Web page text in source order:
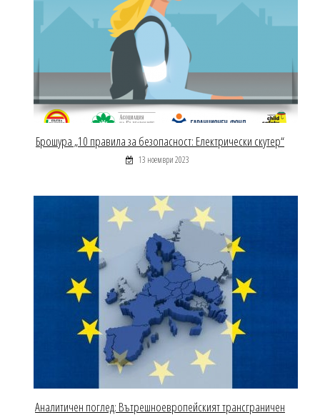
Брошура „10 правила за безопасност: Електрически скутер“
13 ноември 2023
Аналитичен поглед: Вътрешноевропейският трансграничен